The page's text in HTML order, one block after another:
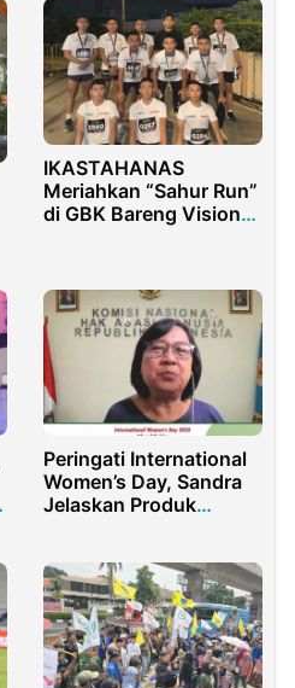
IKASTAHANAS
Meriahkan “Sahur Run”
di GBK Bareng Vision+:
Peringati International
Women’s Day, Sandra
Jelaskan Produk